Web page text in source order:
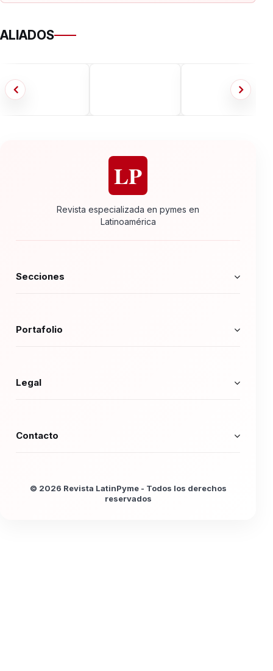
ALIADOS
LP
Revista especializada en pymes en
Latinoamérica
Secciones
Portafolio
Legal
Contacto
© 2026 Revista LatinPyme - Todos los derechos
reservados